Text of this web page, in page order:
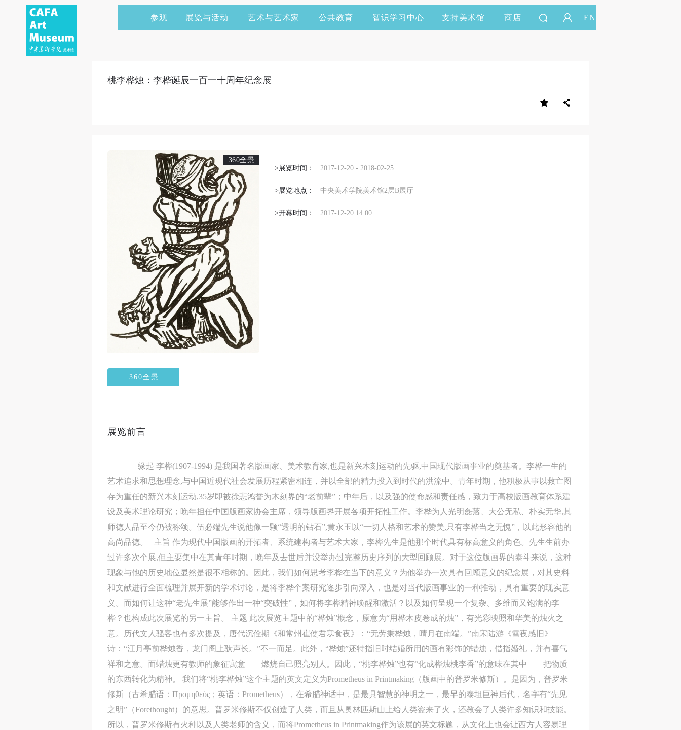
参观 展览与活动 艺术与艺术家 公共教育 智识学习中心 支持美术馆 商店 EN
举办活动
桃李桦烛：李桦诞辰一百一十周年纪念展
360全景
360全景
>展览时间： 2017-12-20 - 2018-02-25
>展览地点： 中央美术学院美术馆2层B展厅
>开幕时间： 2017-12-20 14:00
展览前言
缘起 李桦(1907-1994) 是我国著名版画家、美术教育家,也是新兴木刻运动的先驱,中国现代版画事业的奠基者。李桦一生的
艺术追求和思想理念,与中国近现代社会发展历程紧密相连，并以全部的精力投入到时代的洪流中。青年时期，他积极从事以救亡图
存为重任的新兴木刻运动,35岁即被徐悲鸿誉为木刻界的“老前辈”；中年后，以及强的使命感和责任感，致力于高校版画教育体系建
设及美术理论研究；晚年担任中国版画家协会主席，领导版画界开展各项开拓性工作。李桦为人光明磊落、大公无私、朴实无华,其
师德人品至今仍被称颂。伍必端先生说他像一颗“透明的钻石”,黄永玉以“一切人格和艺术的赞美,只有李桦当之无愧”，以此形容他的
高尚品德。 主旨 作为现代中国版画的开拓者、系统建构者与艺术大家，李桦先生是他那个时代具有标高意义的角色。先生生前办
过许多次个展,但主要集中在其青年时期，晚年及去世后并没举办过完整历史序列的大型回顾展。对于这位版画界的泰斗来说，这种
现象与他的历史地位显然是很不相称的。因此，我们如何思考李桦在当下的意义？为他举办一次具有回顾意义的纪念展，对其史料
和文献进行全面梳理并展开新的学术讨论，是将李桦个案研究逐步引向深入，也是对当代版画事业的一种推动，具有重要的现实意
义。而如何让这种“老先生展”能够作出一种“突破性”，如何将李桦精神唤醒和激活？以及如何呈现一个复杂、多维而又饱满的李
桦？也构成此次展览的另一主旨。 主题 此次展览主题中的“桦烛”概念，原意为“用桦木皮卷成的烛”，有光彩映照和华美的烛火之
意。历代文人骚客也有多次提及，唐代沉佺期《和常州崔使君寒食夜》：“无劳秉桦烛，晴月在南端。”南宋陆游《雪夜感旧》
诗：“江月亭前桦烛香，龙门阁上驮声长。”不一而足。此外，“桦烛”还特指旧时结婚所用的画有彩饰的蜡烛，借指婚礼，并有喜气
祥和之意。而蜡烛更有教师的象征寓意——燃烧自己照亮别人。因此，“桃李桦烛”也有“化成桦烛桃李香”的意味在其中——把物质
的东西转化为精神。 我们将“桃李桦烛”这个主题的英文定义为Prometheus in Printmaking（版画中的普罗米修斯）。是因为，普罗米
修斯（古希腊语：Προμηθεύς；英语：Prometheus），在希腊神话中，是最具智慧的神明之一，最早的泰坦巨神后代，名字有“先见
之明”（Forethought）的意思。普罗米修斯不仅创造了人类，而且从奥林匹斯山上给人类盗来了火，还教会了人类许多知识和技能。
所以，普罗米修斯有火种以及人类老师的含义，而将Prometheus in Printmaking作为该展的英文标题，从文化上也会让西方人容易理